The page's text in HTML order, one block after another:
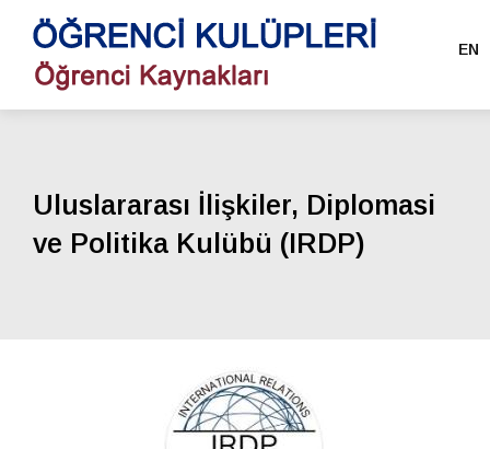
EN
Uluslararası İlişkiler, Diplomasi
ve Politika Kulübü (IRDP)